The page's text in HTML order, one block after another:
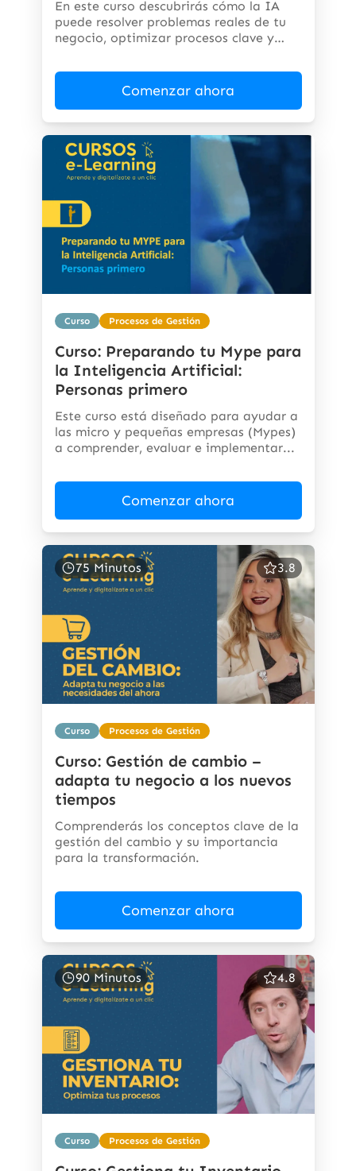
En este curso descubrirás cómo la IA
puede resolver problemas reales de tu
negocio, optimizar procesos clave y
Comenzar ahora
Curso Procesos de Gestión
Curso: Preparando tu Mype para
la Inteligencia Artificial:
Personas primero
Este curso está diseñado para ayudar a
las micro y pequeñas empresas (Mypes)
a comprender, evaluar e implementar...
Comenzar ahora
75 Minutos 3.8
Curso Procesos de Gestión
Curso: Gestión de cambio –
adapta tu negocio a los nuevos
tiempos
Comprenderás los conceptos clave de la
gestión del cambio y su importancia
para la transformación.
Comenzar ahora
90 Minutos 4.8
Curso Procesos de Gestión